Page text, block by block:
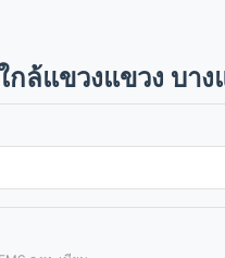
ล้แขวงแขวง บาง